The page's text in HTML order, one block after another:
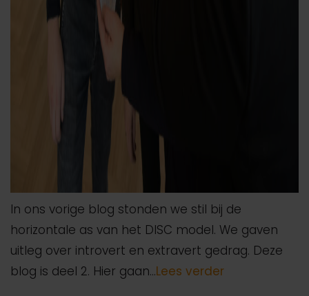
In ons vorige blog stonden we stil bij de
horizontale as van het DISC model. We gaven
uitleg over introvert en extravert gedrag. Deze
blog is deel 2. Hier gaan…Lees verder